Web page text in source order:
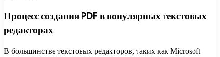
Процесс создания PDF в популярных текстовых
редакторах
В большинстве текстовых редакторов, таких как Microsoft